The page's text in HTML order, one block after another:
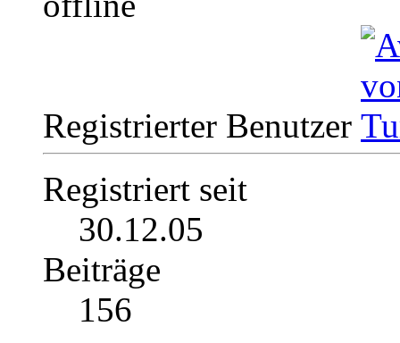
Registrierter Benutzer
Registriert seit
30.12.05
Beiträge
156